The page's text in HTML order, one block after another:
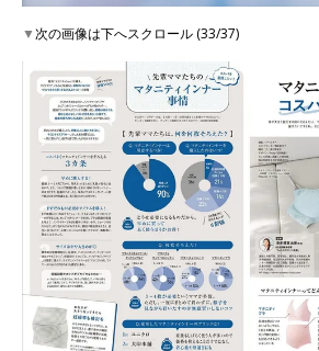
▼次の画像は下へスクロール (33/37)